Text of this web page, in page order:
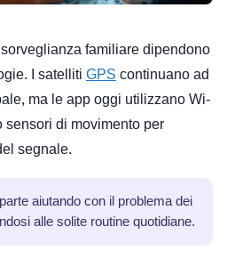
familiare dipendono
I satelliti GPS continuano ad
ma le app oggi utilizzano Wi-
sensori di movimento per
segnale.
aiutando con il problema dei
alle solite routine quotidiane.